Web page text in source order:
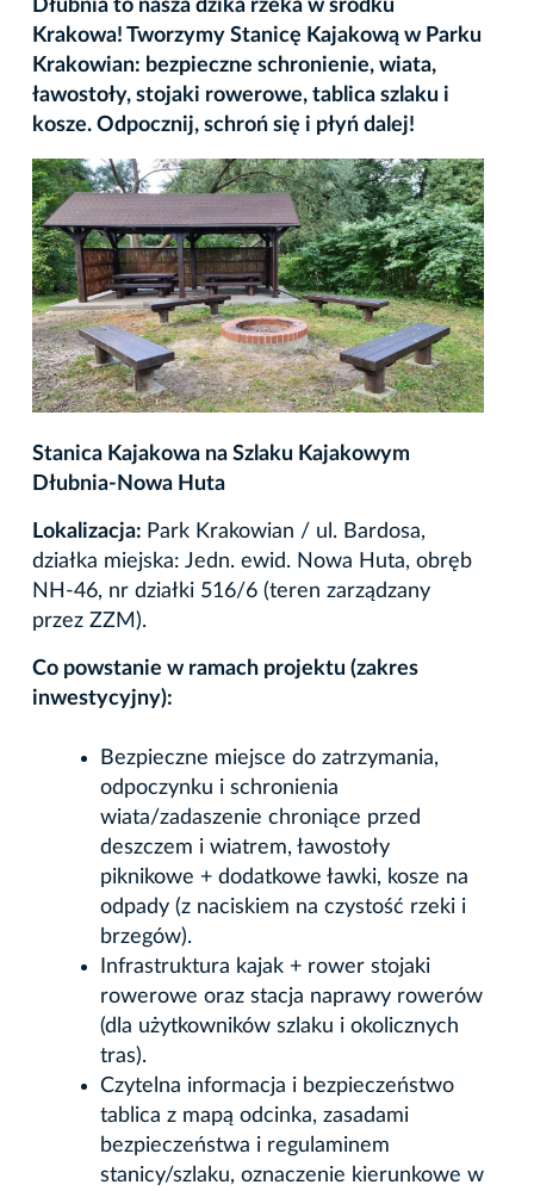
Dłubnia to nasza dzika rzeka w środku
Krakowa! Tworzymy Stanicę Kajakową w Parku
Krakowian: bezpieczne schronienie, wiata,
ławostoły, stojaki rowerowe, tablica szlaku i
kosze. Odpocznij, schroń się i płyń dalej!
Stanica Kajakowa na Szlaku Kajakowym
Dłubnia-Nowa Huta
Lokalizacja: Park Krakowian / ul. Bardosa,
działka miejska: Jedn. ewid. Nowa Huta, obręb
NH-46, nr działki 516/6 (teren zarządzany
przez ZZM).
Co powstanie w ramach projektu (zakres
inwestycyjny):
Bezpieczne miejsce do zatrzymania,
odpoczynku i schronienia
wiata/zadaszenie chroniące przed
deszczem i wiatrem, ławostoły
piknikowe + dodatkowe ławki, kosze na
odpady (z naciskiem na czystość rzeki i
brzegów).
Infrastruktura kajak + rower stojaki
rowerowe oraz stacja naprawy rowerów
(dla użytkowników szlaku i okolicznych
tras).
Czytelna informacja i bezpieczeństwo
tablica z mapą odcinka, zasadami
bezpieczeństwa i regulaminem
stanicy/szlaku, oznaczenie kierunkowe w